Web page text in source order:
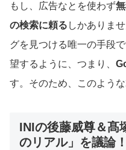
もし、広告なとを使わず
の検索に頼る しかありま
グを見つける唯一の手段
望するように、つまり、
す。そのため、このよう
INIの後藤威尊＆髙
のリアル」を議論